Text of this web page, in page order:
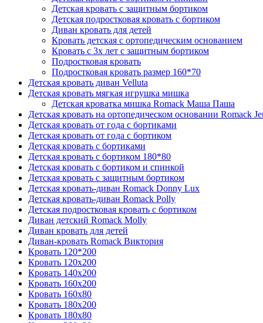
Детская кровать с защитным бортиком
Детская подростковая кровать с бортиком
Диван кровать для детей
Кровать детская с ортопедическим основанием
Кровать с 3х лет с защитным бортиком
Подростковая кровать
Подростковая кровать размер 160*70
Детская кровать диван Velluta
Детская кровать мягкая игрушка мишка
Детская кроватка мишка Romack Маша Паша
Детская кровать на ортопедическом основании Romack
Детская кровать от года с бортиками
Детская кровать от года с бортиком
Детская кровать с бортиками
Детская кровать с бортиком 180*80
Детская кровать с бортиком и спинкой
Детская кровать с защитным бортиком
Детская кровать-диван Romack Donny Lux
Детская кровать-диван Romack Polly
Детская подростковая кровать с бортиком
Диван детский Romack Molly
Диван кровать для детей
Диван-кровать Romack Виктория
Кровать 120*200
Кровать 120x200
Кровать 140x200
Кровать 160x200
Кровать 160x80
Кровать 180x200
Кровать 180x80